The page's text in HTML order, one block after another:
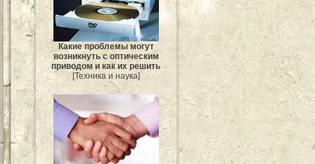
Какие проблемы могут
возникнуть с оптическим
приводом и как их решить
[Техника и наука]